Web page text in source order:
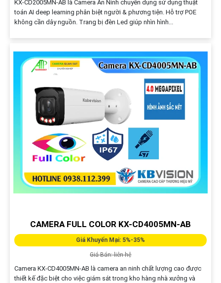
KX-CD2005MN-AB là Camera An Ninh chuyên dụng sử dụng thuật
toán AI deep learning phân biệt người & phương tiện. Hỗ trợ POE
không cần dây nguồn. Trang bị đèn Led giúp nhìn hình...
CAMERA FULL COLOR KX-CD4005MN-AB
Giá Khuyến Mại: 5%-35%
Giá Bán: liên hệ
Camera KX-CD4005MN-AB là camera an ninh chất lượng cao được
thiết kế đặc biệt cho việc giám sát trong kho hàng nhà xưởng và